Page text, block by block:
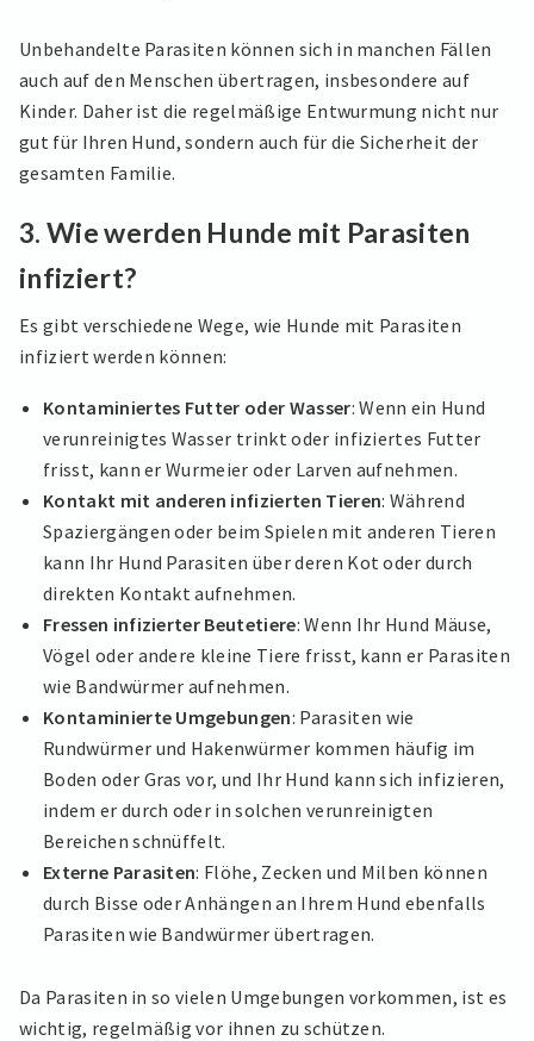
Unbehandelte Parasiten können sich in manchen Fällen
auch auf den Menschen übertragen, insbesondere auf
Kinder. Daher ist die regelmäßige Entwurmung nicht nur
gut für Ihren Hund, sondern auch für die Sicherheit der
gesamten Familie.
3. Wie werden Hunde mit Parasiten
infiziert?
Es gibt verschiedene Wege, wie Hunde mit Parasiten
infiziert werden können:
Kontaminiertes Futter oder Wasser: Wenn ein Hund
verunreinigtes Wasser trinkt oder infiziertes Futter
frisst, kann er Wurmeier oder Larven aufnehmen.
Kontakt mit anderen infizierten Tieren: Während
Spaziergängen oder beim Spielen mit anderen Tieren
kann Ihr Hund Parasiten über deren Kot oder durch
direkten Kontakt aufnehmen.
Fressen infizierter Beutetiere: Wenn Ihr Hund Mäuse,
Vögel oder andere kleine Tiere frisst, kann er Parasiten
wie Bandwürmer aufnehmen.
Kontaminierte Umgebungen: Parasiten wie
Rundwürmer und Hakenwürmer kommen häufig im
Boden oder Gras vor, und Ihr Hund kann sich infizieren,
indem er durch oder in solchen verunreinigten
Bereichen schnüffelt.
Externe Parasiten: Flöhe, Zecken und Milben können
durch Bisse oder Anhängen an Ihrem Hund ebenfalls
Parasiten wie Bandwürmer übertragen.
Da Parasiten in so vielen Umgebungen vorkommen, ist es
wichtig, regelmäßig vor ihnen zu schützen.